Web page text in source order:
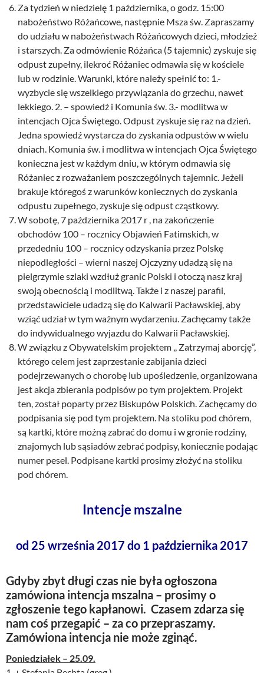
Za tydzień w niedzielę 1 października, o godz. 15:00
nabożeństwo Różańcowe, następnie Msza św. Zapraszamy
do udziału w nabożeństwach Różańcowych dzieci, młodzież
i starszych. Za odmówienie Różańca (5 tajemnic) zyskuje się
odpust zupełny, ilekroć Różaniec odmawia się w kościele
lub w rodzinie. Warunki, które należy spełnić to: 1.-
wyzbycie się wszelkiego przywiązania do grzechu, nawet
lekkiego. 2. – spowiedź i Komunia św. 3.- modlitwa w
intencjach Ojca Świętego. Odpust zyskuje się raz na dzień.
Jedna spowiedź wystarcza do zyskania odpustów w wielu
dniach. Komunia św. i modlitwa w intencjach Ojca Świętego
konieczna jest w każdym dniu, w którym odmawia się
Różaniec z rozważaniem poszczególnych tajemnic. Jeżeli
brakuje któregoś z warunków koniecznych do zyskania
odpustu zupełnego, zyskuje się odpust cząstkowy.
W sobotę, 7 października 2017 r , na zakończenie
obchodów 100 – rocznicy Objawień Fatimskich, w
przededniu 100 – rocznicy odzyskania przez Polskę
niepodległości – wierni naszej Ojczyzny udadzą się na
pielgrzymie szlaki wzdłuż granic Polski i otoczą nasz kraj
swoją obecnością i modlitwą. Także i z naszej parafii,
przedstawiciele udadzą się do Kalwarii Pacławskiej, aby
wziąć udział w tym ważnym wydarzeniu. Zachęcamy także
do indywidualnego wyjazdu do Kalwarii Pacławskiej.
W związku z Obywatelskim projektem ,, Zatrzymaj aborcję”,
którego celem jest zaprzestanie zabijania dzieci
podejrzewanych o chorobę lub upośledzenie, organizowana
jest akcja zbierania podpisów po tym projektem. Projekt
ten, został poparty przez Biskupów Polskich. Zachęcamy do
podpisania się pod tym projektem. Na stoliku pod chórem,
są kartki, które możną zabrać do domu i w gronie rodziny,
znajomych lub sąsiadów zebrać podpisy, koniecznie podając
numer pesel. Podpisane kartki prosimy złożyć na stoliku
pod chórem.
Intencje mszalne
od 25 września 2017 do 1 października 2017
Gdyby zbyt długi czas nie była ogłoszona
zamówiona intencja mszalna – prosimy o
zgłoszenie tego kapłanowi. Czasem zdarza się
nam coś przegapić – za co przepraszamy.
Zamówiona intencja nie może zginąć.
Poniedziałek – 25.09.